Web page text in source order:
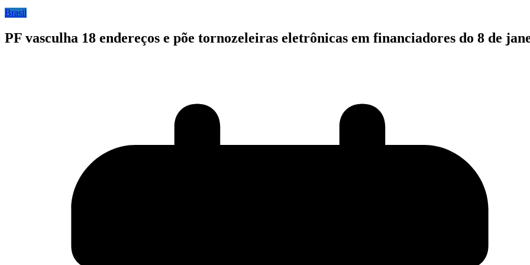
Brasil
PF vasculha 18 endereços e põe tornozeleiras eletrônicas em financiadores do 8 de